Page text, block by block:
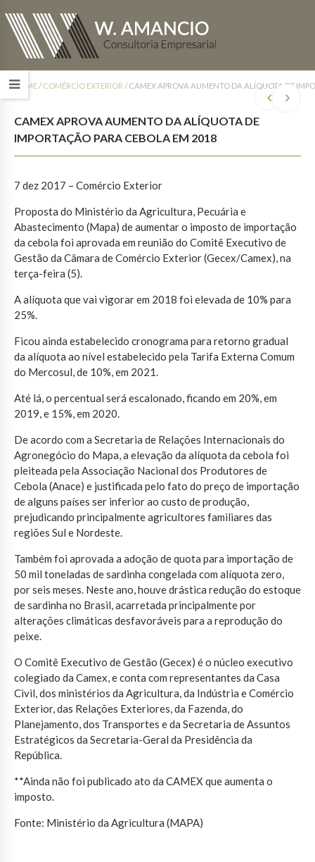
HOME/ COMÉRCIO EXTERIOR / CAMEX APROVA AUMENTO DA ALÍQUOTA DE
CAMEX APROVA AUMENTO DA ALÍQUOTA DE
IMPORTAÇÃO PARA CEBOLA EM 2018
7 dez 2017 – Comércio Exterior
Proposta do Ministério da Agricultura, Pecuária e
Abastecimento (Mapa) de aumentar o imposto de importação
da cebola foi aprovada em reunião do Comitê Executivo de
Gestão da Câmara de Comércio Exterior (Gecex/Camex), na
terça-feira (5).
A alíquota que vai vigorar em 2018 foi elevada de 10% para
25%.
Ficou ainda estabelecido cronograma para retorno gradual
da alíquota ao nível estabelecido pela Tarifa Externa Comum
do Mercosul, de 10%, em 2021.
Até lá, o percentual será escalonado, ficando em 20%, em
2019, e 15%, em 2020.
De acordo com a Secretaria de Relações Internacionais do
Agronegócio do Mapa, a elevação da alíquota da cebola foi
pleiteada pela Associação Nacional dos Produtores de
Cebola (Anace) e justificada pelo fato do preço de importação
de alguns países ser inferior ao custo de produção,
prejudicando principalmente agricultores familiares das
regiões Sul e Nordeste.
Também foi aprovada a adoção de quota para importação de
50 mil toneladas de sardinha congelada com alíquota zero,
por seis meses. Neste ano, houve drástica redução do estoque
de sardinha no Brasil, acarretada principalmente por
alterações climáticas desfavoráveis para a reprodução do
peixe.
O Comitê Executivo de Gestão (Gecex) é o núcleo executivo
colegiado da Camex, e conta com representantes da Casa
Civil, dos ministérios da Agricultura, da Indústria e Comércio
Exterior, das Relações Exteriores, da Fazenda, do
Planejamento, dos Transportes e da Secretaria de Assuntos
Estratégicos da Secretaria-Geral da Presidência da
República.
**Ainda não foi publicado ato da CAMEX que aumenta o
imposto.
Fonte: Ministério da Agricultura (MAPA)